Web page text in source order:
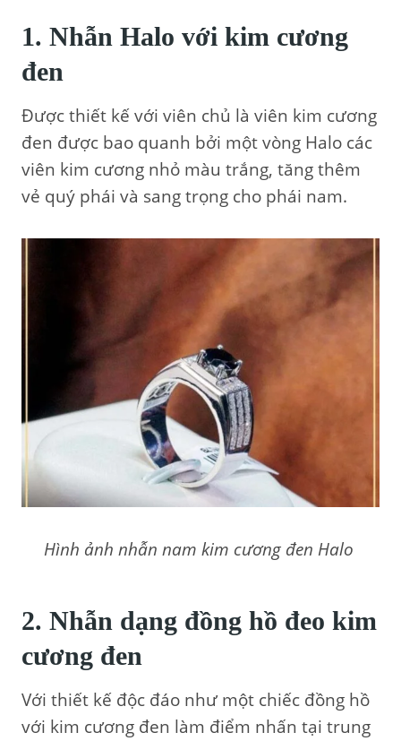
1. Nhẫn Halo với kim cương
đen
Được thiết kế với viên chủ là viên kim cương
đen được bao quanh bởi một vòng Halo các
viên kim cương nhỏ màu trắng, tăng thêm
vẻ quý phái và sang trọng cho phái nam.
Hình ảnh nhẫn nam kim cương đen Halo
2. Nhẫn dạng đồng hồ đeo kim
cương đen
Với thiết kế độc đáo như một chiếc đồng hồ
với kim cương đen làm điểm nhấn tại trung